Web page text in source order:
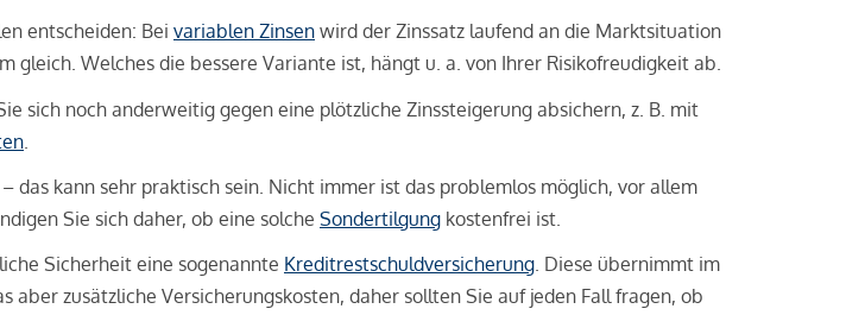
entscheiden: Bei variablen Zinsen wird der Zinssatz laufend an die Marktsituation
gleich. Welches die bessere Variante ist, hängt u. a. von Ihrer Risikofreudigkeit ab.
sich noch anderweitig gegen eine plötzliche Zinssteigerung absichern, z. B. mit
das kann sehr praktisch sein. Nicht immer ist das problemlos möglich, vor allem
Sie sich daher, ob eine solche Sondertilgung kostenfrei ist.
Sicherheit eine sogenannte Kreditrestschuldversicherung . Diese übernimmt im
zusätzliche Versicherungskosten, daher sollten Sie auf jeden Fall fragen, ob